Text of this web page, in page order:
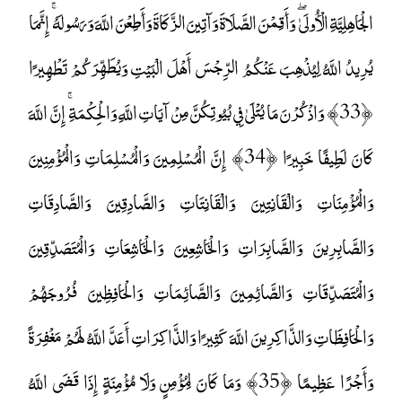
الْجَاهِلِيَّةِ الْأُولَىٰ ۖ وَأَقِمْنَ الصَّلَاةَ وَآتِينَ الزَّكَاةَ وَأَطِعْنَ اللَّهَ وَرَسُولَهُ ۚ إِنَّمَا
يُرِيدُ اللَّهُ لِيُذْهِبَ عَنْكُمُ الرِّجْسَ أَهْلَ الْبَيْتِ وَيُطَهِّرَكُمْ تَطْهِيرًا
﴿33﴾ وَاذْكُرْنَ مَا يُتْلَىٰ فِي بُيُوتِكُنَّ مِنْ آيَاتِ اللَّهِ وَالْحِكْمَةِ ۚ إِنَّ اللَّهَ
كَانَ لَطِيفًا خَبِيرًا ﴿34﴾ إِنَّ الْمُسْلِمِينَ وَالْمُسْلِمَاتِ وَالْمُؤْمِنِينَ
وَالْمُؤْمِنَاتِ وَالْقَانِتِينَ وَالْقَانِتَاتِ وَالصَّادِقِينَ وَالصَّادِقَاتِ
وَالصَّابِرِينَ وَالصَّابِرَاتِ وَالْخَاشِعِينَ وَالْخَاشِعَاتِ وَالْمُتَصَدِّقِينَ
وَالْمُتَصَدِّقَاتِ وَالصَّائِمِينَ وَالصَّائِمَاتِ وَالْحَافِظِينَ فُرُوجَهُمْ
وَالْحَافِظَاتِ وَالذَّاكِرِينَ اللَّهَ كَثِيرًا وَالذَّاكِرَاتِ أَعَدَّ اللَّهُ لَهُمْ مَغْفِرَةً
وَأَجْرًا عَظِيمًا ﴿35﴾ وَمَا كَانَ لِمُؤْمِنٍ وَلَا مُؤْمِنَةٍ إِذَا قَضَى اللَّهُ